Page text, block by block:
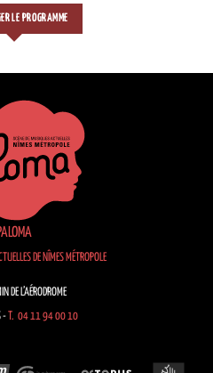
LE PROGRAMME
DE NÎMES MÉTROPOLE
DE L’AÉRODROME
-T. 04 11 94 00 10